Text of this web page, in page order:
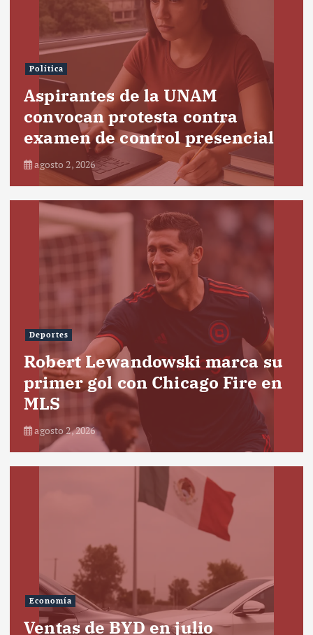
Política
Aspirantes de la UNAM
convocan protesta contra
examen de control presencial
agosto 2, 2026
Deportes
Robert Lewandowski marca su
primer gol con Chicago Fire en
MLS
agosto 2, 2026
Economía
Ventas de BYD en julio